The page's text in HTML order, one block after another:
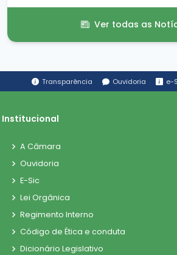
Ver todas as
Transparência Ouvidoria e-
Institucional
A Câmara
Ouvidoria
E-Sic
Lei Orgânica
Regimento Interno
Código de Ética e conduta
Dicionário Legislativo